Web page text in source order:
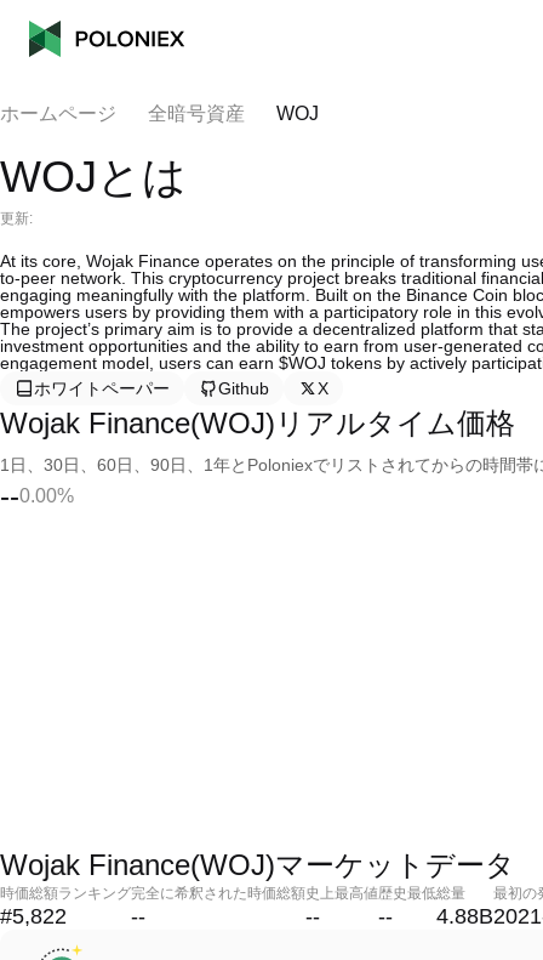
ホームページ 全暗号資産 WOJ
WOJとは
更新:
At its core, Wojak Finance operates on the principle of transforming
to-peer network. This cryptocurrency project breaks traditional
engaging meaningfully with the platform. Built on the Binance Coin
empowers users by providing them with a participatory role in this
The project’s primary aim is to provide a decentralized platform that
investment opportunities and the ability to earn from user-generated
engagement model, users can earn $WOJ tokens by actively
ホワイトペーパー
Github X
Wojak Finance(WOJ)リアルタイム価格
1日、30日、60日、90日、1年とPoloniexでリストされてからの時間
--0.00%
Wojak Finance(WOJ)マーケットデータ
時価総額ランキング
#5,822
完全に希釈された時価総額
--
史上最高値
--
歴史最低
--
総量
4.88B
最初の